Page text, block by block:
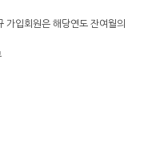
가입회원은 해당연도 잔여월의